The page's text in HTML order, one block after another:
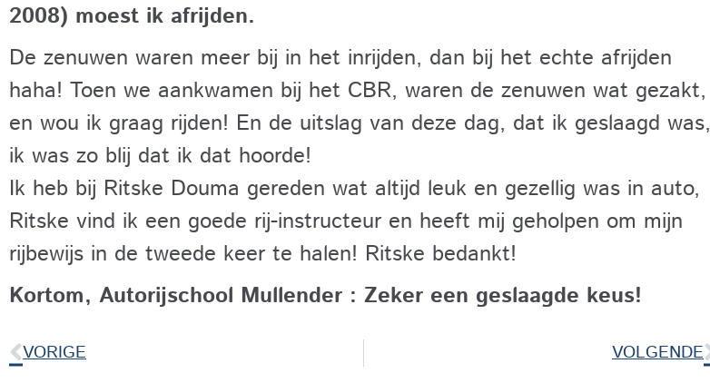
2008) moest ik afrijden.
De zenuwen waren meer bij in het inrijden, dan bij het echte afrijden
haha! Toen we aankwamen bij het CBR, waren de zenuwen wat gezakt,
en wou ik graag rijden! En de uitslag van deze dag, dat ik geslaagd was,
ik was zo blij dat ik dat hoorde!
Ik heb bij Ritske Douma gereden wat altijd leuk en gezellig was in auto,
Ritske vind ik een goede rij-instructeur en heeft mij geholpen om mijn
rijbewijs in de tweede keer te halen! Ritske bedankt!
Kortom, Autorijschool Mullender : Zeker een geslaagde keus!
VORIGE VOLGENDE